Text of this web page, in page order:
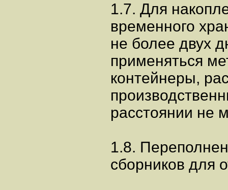
1.7. Для
временного
не более двух
применяться
контейнеры,
расстоянии не
1.8.
сборников для